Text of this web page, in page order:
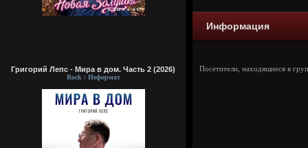
Григорий Лепс - Мира в дом. Часть 2 (2026)
Rock / Неформат
Информация
Посетители, находящиеся в